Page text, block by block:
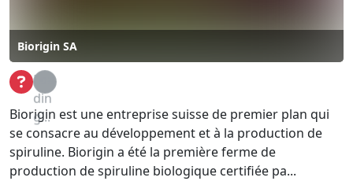
Biorigin SA
Loa
din
g...
Biorigin est une entreprise suisse de premier plan qui
se consacre au développement et à la production de
spiruline. Biorigin a été la première ferme de
production de spiruline biologique certifiée pa...